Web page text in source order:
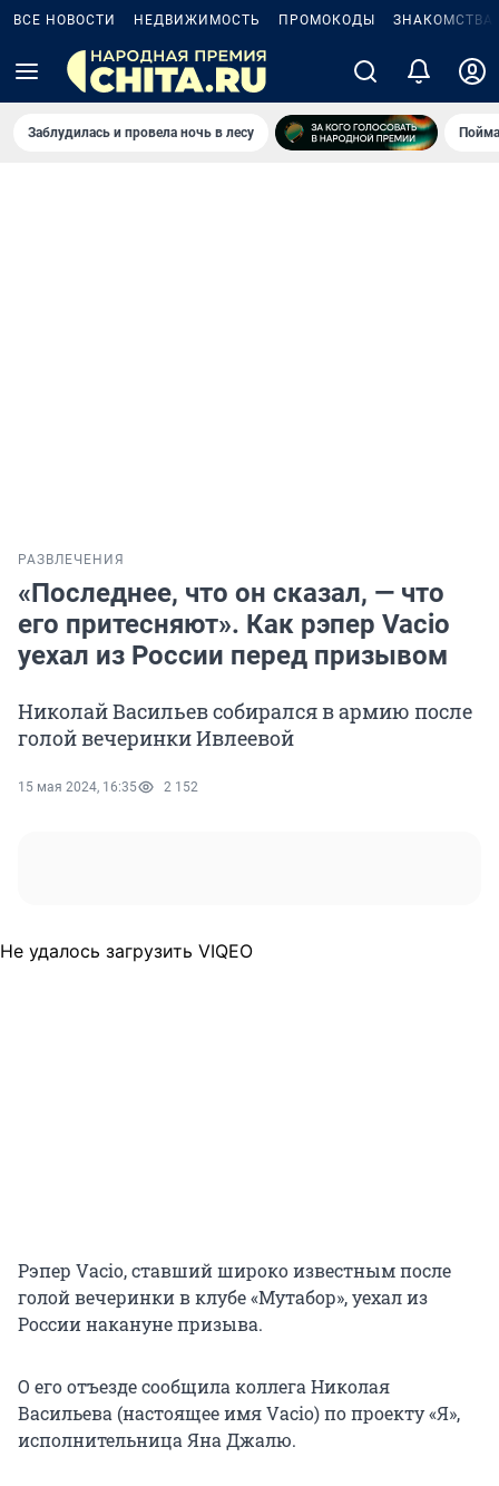
ВСЕ НОВОСТИ НЕДВИЖИМОСТЬ ПРОМОКОДЫ ЗНАКОМСТВА
Заблудилась и провела ночь в лесу
РАЗВЛЕЧЕНИЯ
«Последнее, что он сказал, — что
его притесняют». Как рэпер Vacio
уехал из России перед призывом
Николай Васильев собирался в армию после
голой вечеринки Ивлеевой
15 мая 2024, 16:35 2 152
Не удалось загрузить VIQEO
Рэпер Vacio, ставший широко известным после
голой вечеринки в клубе «Мутабор», уехал из
России накануне призыва.
О его отъезде сообщила коллега Николая
Васильева (настоящее имя Vacio) по проекту «Я»,
исполнительница Яна Джалю.